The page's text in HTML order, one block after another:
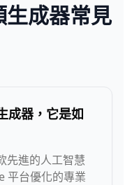
成器常見
成器，它是如
先進的人工智慧
平台優化的專業